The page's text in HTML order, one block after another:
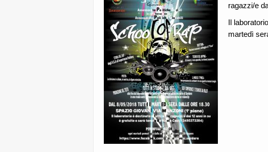
ragazzi/e
Il
martedì